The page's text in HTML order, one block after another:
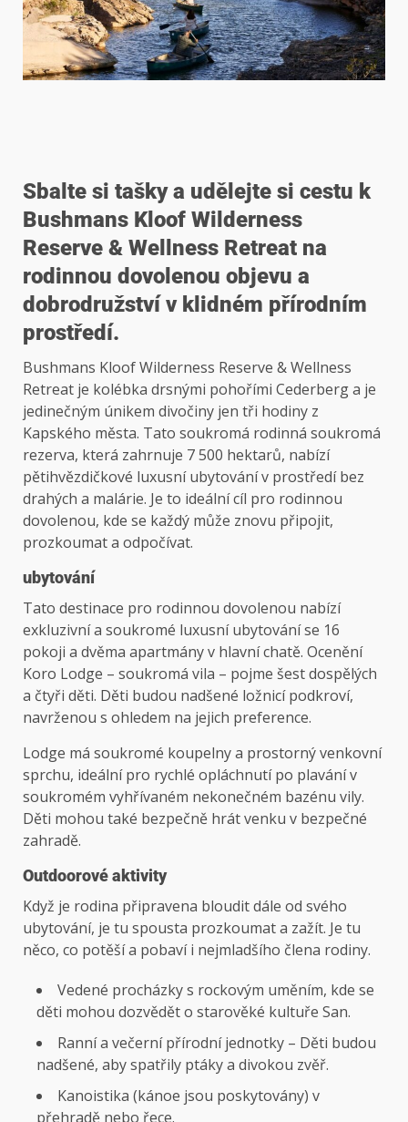
Sbalte si tašky a udělejte si cestu k
Bushmans Kloof Wilderness
Reserve & Wellness Retreat na
rodinnou dovolenou objevu a
dobrodružství v klidném přírodním
prostředí.
Bushmans Kloof Wilderness Reserve & Wellness
Retreat je kolébka drsnými pohořími Cederberg a je
jedinečným únikem divočiny jen tři hodiny z
Kapského města. Tato soukromá rodinná soukromá
rezerva, která zahrnuje 7 500 hektarů, nabízí
pětihvězdičkové luxusní ubytování v prostředí bez
drahých a malárie. Je to ideální cíl pro rodinnou
dovolenou, kde se každý může znovu připojit,
prozkoumat a odpočívat.
ubytování
Tato destinace pro rodinnou dovolenou nabízí
exkluzivní a soukromé luxusní ubytování se 16
pokoji a dvěma apartmány v hlavní chatě. Ocenění
Koro Lodge – soukromá vila – pojme šest dospělých
a čtyři děti. Děti budou nadšené ložnicí podkroví,
navrženou s ohledem na jejich preference.
Lodge má soukromé koupelny a prostorný venkovní
sprchu, ideální pro rychlé opláchnutí po plavání v
soukromém vyhřívaném nekonečném bazénu vily.
Děti mohou také bezpečně hrát venku v bezpečné
zahradě.
Outdoorové aktivity
Když je rodina připravena bloudit dále od svého
ubytování, je tu spousta prozkoumat a zažít. Je tu
něco, co potěší a pobaví i nejmladšího člena rodiny.
Vedené procházky s rockovým uměním, kde se
děti mohou dozvědět o starověké kultuře San.
Ranní a večerní přírodní jednotky – Děti budou
nadšené, aby spatřily ptáky a divokou zvěř.
Kanoistika (kánoe jsou poskytovány) v
přehradě nebo řece.